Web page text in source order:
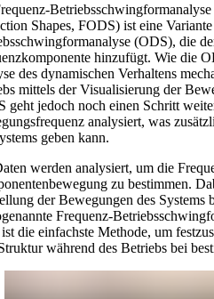
Shapes, FODS) ist eine
(ODS), die
hinzufügt. Wie die
des dynamischen Verhaltens
mittels der Visualisierung der
geht jedoch noch einen Schritt
analysiert, was
geben kann.
werden analysiert, um die
zu bestimmen.
der Bewegungen des Systems
Frequenz-
die einfachste Methode, um
während des Betriebs bei